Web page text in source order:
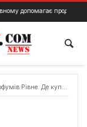
продовжує
брендові парфуми в Рівному? ТОП магазинів